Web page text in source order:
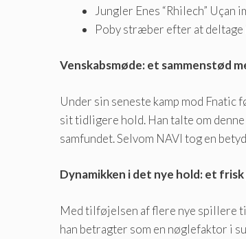
Jungler Enes “Rhilech”
Poby stræber efter at deltage
Venskabsmøde: et sammenstød
Under sin seneste kamp mod
sit tidligere hold. Han talte om
samfundet. Selvom NAVI tog en
Dynamikken i det nye hold: et
Med tilføjelsen af ​​flere nye spillere
han betragter som en nøglefaktor i